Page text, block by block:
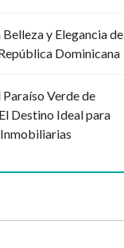
y Elegancia de
Dominicana
Verde de
Destino Ideal para